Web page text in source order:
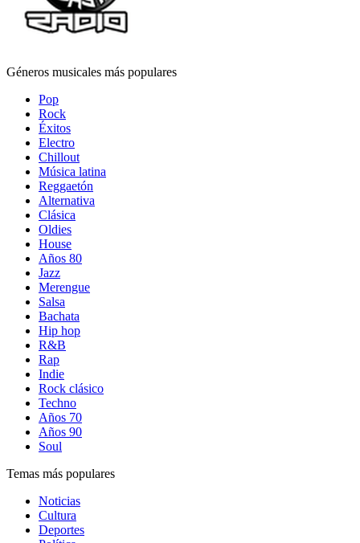
Géneros musicales más populares
Pop
Rock
Éxitos
Electro
Chillout
Música latina
Reggaetón
Alternativa
Clásica
Oldies
House
Años 80
Jazz
Merengue
Salsa
Bachata
Hip hop
R&B
Rap
Indie
Rock clásico
Techno
Años 70
Años 90
Soul
Temas más populares
Noticias
Cultura
Deportes